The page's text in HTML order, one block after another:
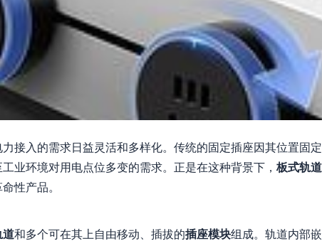
接入的需求日益灵活和多样化。传统的固定插座因其位置固
业环境对用电点位多变的需求。正是在这种背景下， 板式轨
性产品。
道和多个可在其上自由移动、插拔的插座模块组成。轨道内部